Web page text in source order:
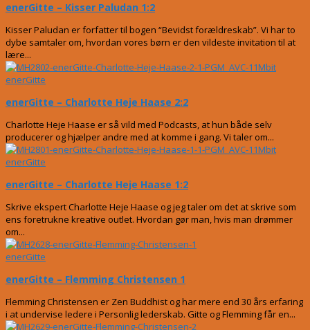
enerGitte – Kisser Paludan 1:2
Kisser Paludan er forfatter til bogen “Bevidst forældreskab”. Vi har to
dybe samtaler om, hvordan vores børn er den vildeste invitation til at
lære...
enerGitte
enerGitte – Charlotte Heje Haase 2:2
Charlotte Heje Haase er så vild med Podcasts, at hun både selv
producerer og hjælper andre med at komme i gang. Vi taler om...
enerGitte
enerGitte – Charlotte Heje Haase 1:2
Skrive ekspert Charlotte Heje Haase og jeg taler om det at skrive som
ens foretrukne kreative outlet. Hvordan gør man, hvis man drømmer
om...
enerGitte
enerGitte – Flemming Christensen 1
Flemming Christensen er Zen Buddhist og har mere end 30 års erfaring
i at undervise ledere i Personlig lederskab. Gitte og Flemming får en...